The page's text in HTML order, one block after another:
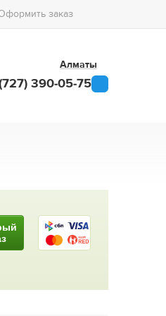
заказ
Алматы
390-05-75